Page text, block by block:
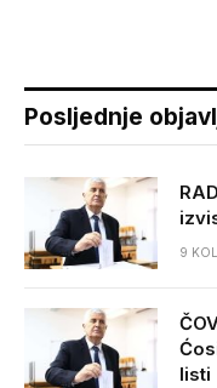
Posljednje
9
listi